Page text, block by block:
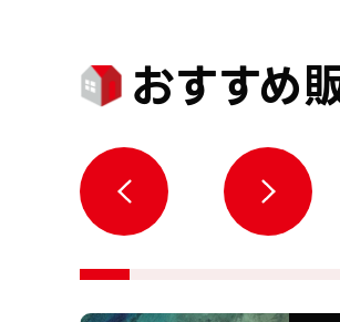
おすすめ